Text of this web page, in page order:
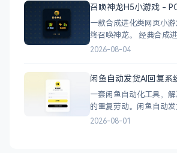
建。 核心功能 会员系统：自定义价格、会
员等级 分销系统：代
召唤神龙H5小游戏 -
一款合成进化类网页小
终召唤神龙。 经典合成
双版本可选：正常版挑战
略，循序渐进挑战通关 无敌版：无失败压
力，轻松快速合成升级
2026-08-04
闲鱼自动发货AI回复系
一套闲鱼自动化工具，
的重复劳动。闲鱼自动
能回复、多账号管理、订
2026-08-01